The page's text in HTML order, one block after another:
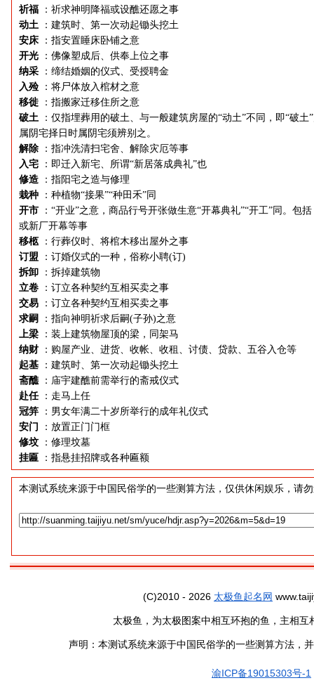
祈福
：祈求神明降福或设醮还愿之事
动土
：建筑时、第一次动起锄头挖土
安床
：指安置睡床卧铺之意
开光
：佛像塑成后、供奉上位之事
纳采
：缔结婚姻的仪式、受授聘金
入殓
：将尸体放入棺材之意
移徙
：指搬家迁移住所之意
破土
：仅指埋葬用的破土、与一般建筑房屋的“动土”不同，即“破
属阴宅择日时属阴宅须辨别之。
解除
：指冲洗清扫宅舍、解除灾厄等事
入宅
：即迁入新宅、所谓“新居落成典礼”也
修造
：指阳宅之造与修理
栽种
：种植物“接果”“种田禾”同
开市
：“开业”之意，商品行号开张做生意“开幕典礼”“开工”同。
或新厂开幕等事
移柩
：行葬仪时、将棺木移出屋外之事
订盟
：订婚仪式的一种，俗称小聘(订)
拆卸
：拆掉建筑物
立卷
：订立各种契约互相买卖之事
交易
：订立各种契约互相买卖之事
求嗣
：指向神明祈求后嗣(子孙)之意
上梁
：装上建筑物屋顶的梁，同架马
纳财
：购屋产业、进货、收帐、收租、讨债、贷款、五谷入仓等
起基
：建筑时、第一次动起锄头挖土
斋醮 ：庙宇建醮前需举行的斋戒仪式
赴任 ：走马上任
冠笄
：男女年满二十岁所举行的成年礼仪式
安门
：放置正门门框
修坟
：修理坟墓
挂匾
：指悬挂招牌或各种匾额
本测试系统来源于中国民俗学的一些测算方法，仅供休闲娱乐，请
(C)2010 - 2026 太极鱼起名网
太极鱼，为太极图案中相互环抱的鱼，主相
声明：本测试系统来源于中国民俗学的一些测算方法，
渝ICP备19015303号-1